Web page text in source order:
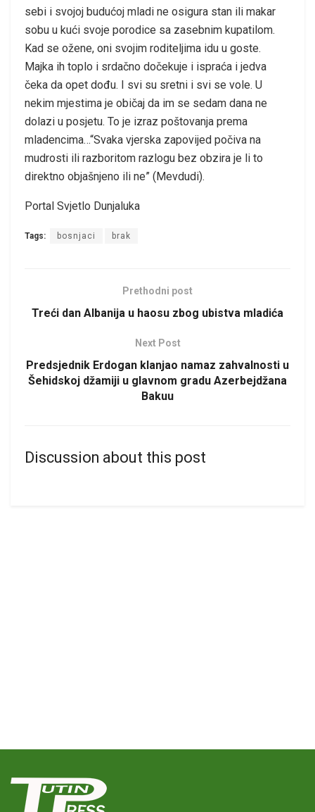
sebi i svojoj budućoj mladi ne osigura stan ili makar
sobu u kući svoje porodice sa zasebnim kupatilom.
Kad se ožene, oni svojim roditeljima idu u goste.
Majka ih toplo i srdačno dočekuje i ispraća i jedva
čeka da opet dođu. I svi su sretni i svi se vole. U
nekim mjestima je običaj da im se sedam dana ne
dolazi u posjetu. To je izraz poštovanja prema
mladencima…“Svaka vjerska zapovijed počiva na
mudrosti ili razboritom razlogu bez obzira je li to
direktno objašnjeno ili ne” (Mevdudi).
Portal Svjetlo Dunjaluka
Tags: bosnjaci brak
Prethodni post
Treći dan Albanija u haosu zbog ubistva mladića
Next Post
Predsjednik Erdogan klanjao namaz zahvalnosti u
Šehidskoj džamiji u glavnom gradu Azerbejdžana
Bakuu
Discussion about this post